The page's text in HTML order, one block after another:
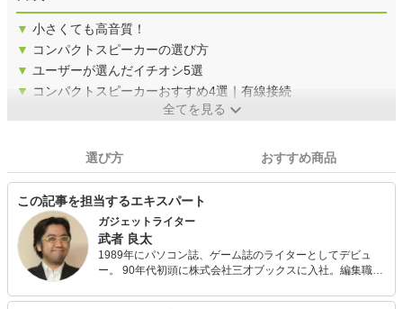
▼ 小さくても高音質！
▼ コンパクトスピーカーの選び方
▼ ユーザーが選んだイチオシ5選
▼ コンパクトスピーカーおすすめ4選｜有線接続
全てを見る
選び方 おすすめ商品
この記事を担当するエキスパート
ガジェットライター
武者 良太
1989年にパソコン誌、ゲーム誌のライターとしてデビュ
ー。 90年代初頭に株式会社三才ブックスに入社。編集職に
イター/カメラマンとして活動。 現在のカバーエリアはIT、